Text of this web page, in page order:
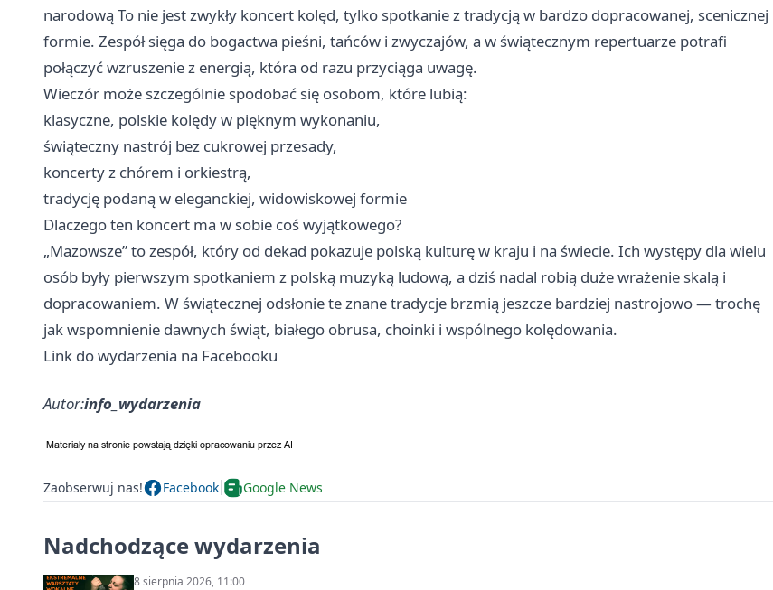
narodową To nie jest zwykły koncert kolęd, tylko spotkanie z tradycją w bardzo dopracowanej, scenicznej
formie. Zespół sięga do bogactwa pieśni, tańców i zwyczajów, a w świątecznym repertuarze potrafi
połączyć wzruszenie z energią, która od razu przyciąga uwagę.
Wieczór może szczególnie spodobać się osobom, które lubią:
klasyczne, polskie kolędy w pięknym wykonaniu,
świąteczny nastrój bez cukrowej przesady,
koncerty z chórem i orkiestrą,
tradycję podaną w eleganckiej, widowiskowej formie
Dlaczego ten koncert ma w sobie coś wyjątkowego?
„Mazowsze” to zespół, który od dekad pokazuje polską kulturę w kraju i na świecie. Ich występy dla wielu
osób były pierwszym spotkaniem z polską muzyką ludową, a dziś nadal robią duże wrażenie skalą i
dopracowaniem. W świątecznej odsłonie te znane tradycje brzmią jeszcze bardziej nastrojowo — trochę
jak wspomnienie dawnych świąt, białego obrusa, choinki i wspólnego kolędowania.
Link do wydarzenia na Facebooku
Autor:info_wydarzenia
Zaobserwuj nas! Facebook Google News
Nadchodzące wydarzenia
8 sierpnia 2026, 11:00